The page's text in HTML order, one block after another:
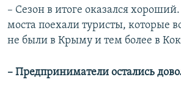
– Сезон в итоге оказался
моста поехали туристы, которые
не были в Крыму и тем более в
– Предприниматели остались